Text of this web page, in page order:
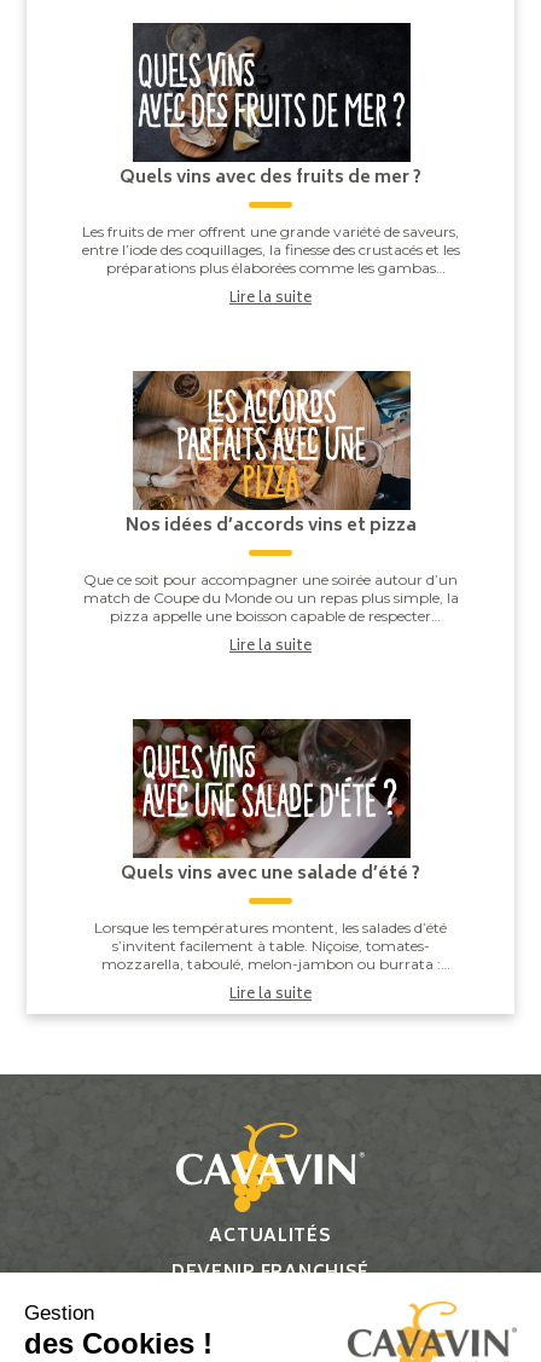
Quels vins avec des fruits de mer ?
Les fruits de mer offrent une grande variété de saveurs,
entre l’iode des coquillages, la finesse des crustacés et les
préparations plus élaborées comme les gambas
Lire la suite
Nos idées d’accords vins et pizza
Que ce soit pour accompagner une soirée autour d’un
match de Coupe du Monde ou un repas plus simple, la
pizza appelle une boisson capable de respecter
Lire la suite
Quels vins avec une salade d’été ?
Lorsque les températures montent, les salades d’été
s’invitent facilement à table. Niçoise, tomates-
mozzarella, taboulé, melon-jambon ou burrata :
Lire la suite
ACTUALITÉS
DEVENIR FRANCHISÉ
Gestion
des Cookies !